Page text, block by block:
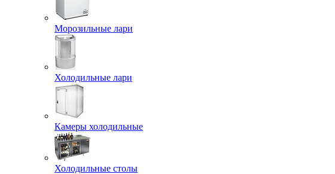
Морозильные лари
Холодильные лари
Камеры холодильные
Холодильные столы